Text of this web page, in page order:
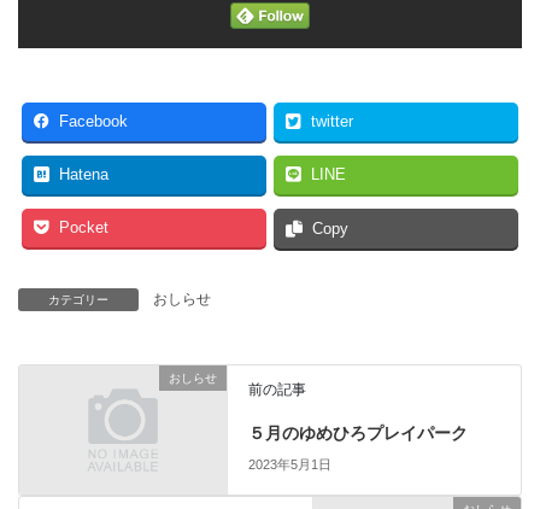
Facebook twitter
Hatena LINE
Pocket Copy
カテゴリー おしらせ
おしらせ
前の記事
５月のゆめひろプレイパーク
2023年5月1日